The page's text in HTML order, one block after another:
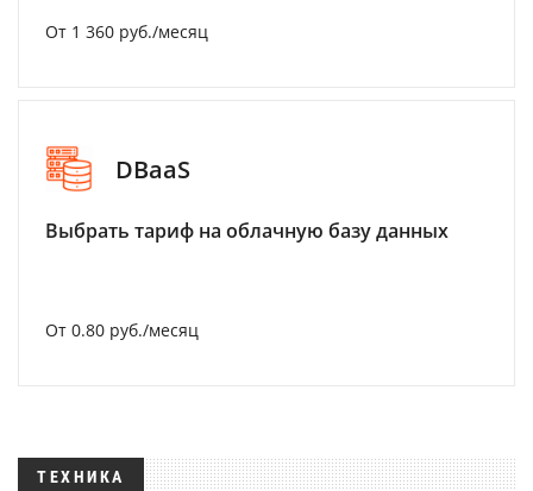
От 1 360 руб./месяц
DBaaS
Выбрать тариф на облачную базу данных
От 0.80 руб./месяц
ТЕХНИКА